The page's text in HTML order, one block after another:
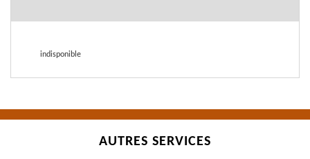
indisponible
AUTRES SERVICES